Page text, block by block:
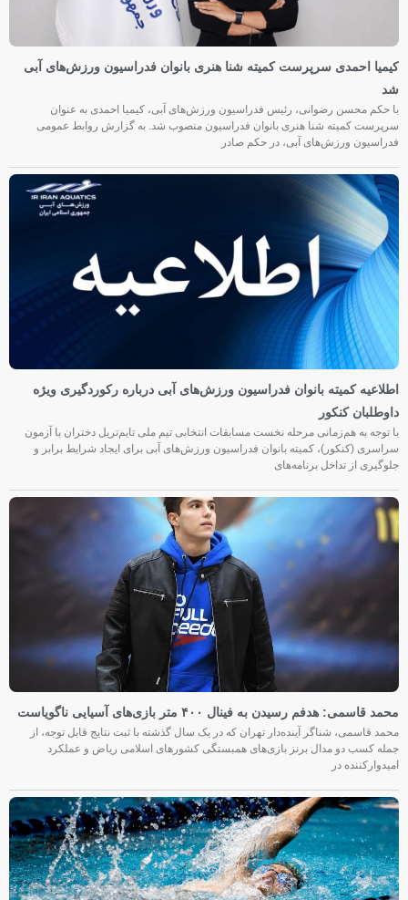
کیمیا احمدی سرپرست کمیته شنا هنری بانوان فدراسیون ورزش‌های آبی
شد
با حکم محسن رضوانی، رئیس فدراسیون ورزش‌های آبی، کیمیا احمدی به عنوان
سرپرست کمیته شنا هنری بانوان فدراسیون منصوب شد. به گزارش روابط عمومی
فدراسیون ورزش‌های آبی، در حکم صادر
اطلاعیه کمیته بانوان فدراسیون ورزش‌های آبی درباره رکوردگیری ویژه
داوطلبان کنکور
با توجه به هم‌زمانی مرحله نخست مسابقات انتخابی تیم ملی تایم‌تریل دختران با آزمون
سراسری (کنکور)، کمیته بانوان فدراسیون ورزش‌های آبی برای ایجاد شرایط برابر و
جلوگیری از تداخل برنامه‌های
محمد قاسمی: هدفم رسیدن به فینال ۴۰۰ متر بازی‌های آسیایی ناگویاست
محمد قاسمی، شناگر آینده‌دار تهران که در یک سال گذشته با ثبت نتایج قابل توجه، از
جمله کسب دو مدال برنز بازی‌های همبستگی کشورهای اسلامی ریاض و عملکرد
امیدوارکننده در